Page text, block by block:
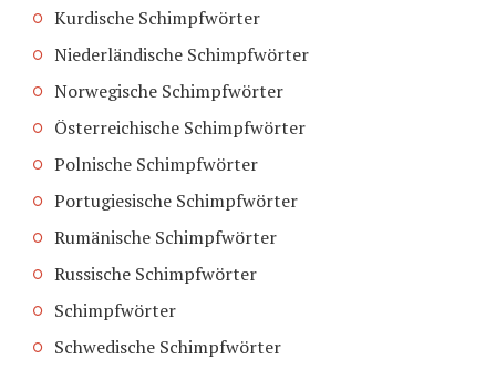
Kurdische Schimpfwörter
Niederländische Schimpfwörter
Norwegische Schimpfwörter
Österreichische Schimpfwörter
Polnische Schimpfwörter
Portugiesische Schimpfwörter
Rumänische Schimpfwörter
Russische Schimpfwörter
Schimpfwörter
Schwedische Schimpfwörter